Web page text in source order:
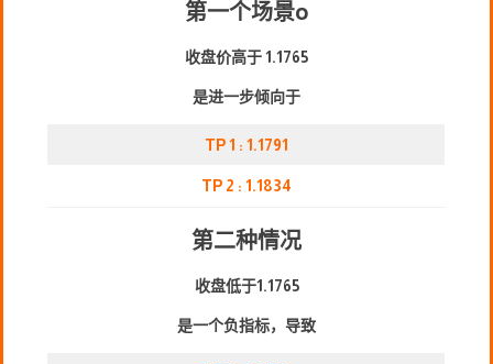
第一个场景o
收盘价高于 1.1765
是进一步倾向于
TP 1 : 1.1791
TP 2 : 1.1834
第二种情况
收盘低于1.1765
是一个负指标，导致